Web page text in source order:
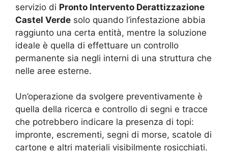
servizio di Pronto Intervento Derattizzazione
Castel Verde solo quando l’infestazione abbia
raggiunto una certa entità, mentre la soluzione
ideale è quella di effettuare un controllo
permanente sia negli interni di una struttura che
nelle aree esterne.
Un’operazione da svolgere preventivamente è
quella della ricerca e controllo di segni e tracce
che potrebbero indicare la presenza di topi:
impronte, escrementi, segni di morse, scatole di
cartone e altri materiali visibilmente rosicchiati.